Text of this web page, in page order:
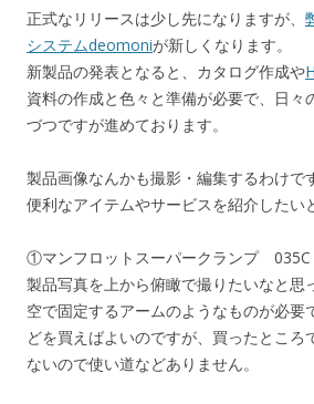
正式なリリースは少し先になりますが、
システムdeomoniが新しくなります。
新製品の発表となると、カタログ作成や
資料の作成と色々と準備が必要で、日々
づつですが進めております。
製品画像なんかも撮影・編集するわけで
便利なアイテムやサービスを紹介したい
①マンフロットスーパークランプ 035C
製品写真を上から俯瞰で撮りたいなと思
空で固定するアームのようなものが必要
どを買えばよいのですが、買ったところ
ないので使い道などありません。